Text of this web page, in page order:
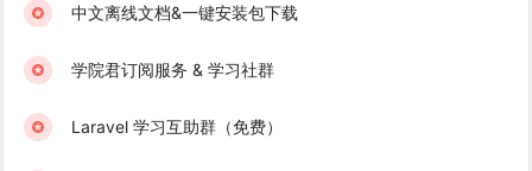
中文离线文档&一键安装包下载
学院君订阅服务 & 学习社群
Laravel 学习互助群（免费）